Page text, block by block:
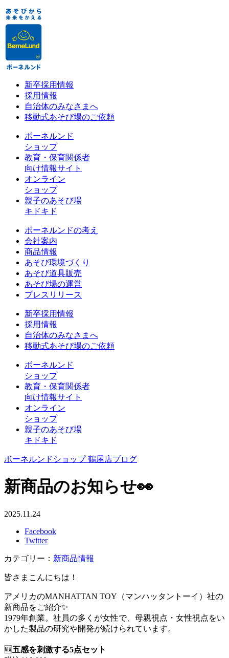
新卒採用情報
採用情報
自治体のみなさまへ
移動式あそび場のご依頼
ボーネルンド
ショップ
教育・保育関係者
向け情報サイト
オンライン
ショップ
親子のあそび場
キドキド
ボーネルンドの考え
会社案内
商品情報
あそび環境づくり
あそび道具販売
あそび場の運営
プレスリリース
新卒採用情報
採用情報
自治体のみなさまへ
移動式あそび場のご依頼
ボーネルンド
ショップ
教育・保育関係者
向け情報サイト
オンライン
ショップ
親子のあそび場
キドキド
ボーネルンドショップ 鶴屋店ブログ
新商品のお知らせ👀
2025.11.24
Facebook
Twitter
カテゴリー： 新商品情報
皆さまこんにちは！
アメリカのMANHATTAN TOY（マンハッタントーイ）社の
新商品をご紹介✨
1979年創業。社員の多くが女性で、母親視点・女性視点をい
かした製品の研究や開発が続けられています。
🆕五感を刺激する5点セット